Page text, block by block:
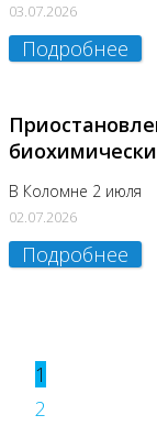
03.07.2026
Подробнее
В Коломне 2 июля
02.07.2026
Подробнее
1
2